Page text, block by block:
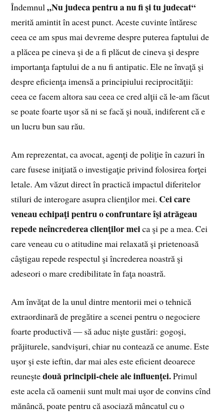
Îndemnul„Nu judeca pentru a nu fi şi tu judecat“
merită amintit în acest punct. Aceste cuvinte întăresc
ceea ce am spus mai devreme despre puterea faptului de
a plăcea pe cineva şi de a fi plăcut de cineva şi despre
importanţa faptului de a nu fi antipatic. Ele ne învaţă şi
despre eficienţa imensă a principiului reciprocităţii:
ceea ce facem altora sau ceea ce cred alţii că le-am făcut
se poate foarte uşor să ni se facă şi nouă, indiferent că e
un lucru bun sau rău.
Am reprezentat, ca avocat, agenţi de poliţie în cazuri în
care fusese iniţiată o investigaţie privind folosirea forţei
letale. Am văzut direct în practică impactul diferitelor
stiluri de interogare asupra clienţilor mei. Cei care
veneau echipaţi pentru o confruntare îşi atrăgeau
repede neîncrederea clienţilor meica şi pe a mea. Cei
care veneau cu o atitudine mai relaxată şi prietenoasă
câştigau repede respectul şi încrederea noastră şi
adeseori o mare credibilitate în faţa noastră.
Am învăţat de la unul dintre mentorii mei o tehnică
extraordinară de pregătire a scenei pentru o negociere
foarte productivă — să aduc nişte gustări: gogoşi,
prăjiturele, sandvişuri, chiar nu contează ce anume. Este
uşor şi este ieftin, dar mai ales este eficient deoarece
reuneştedouă principii-cheie ale influenţei.Primul
este acela că oamenii sunt mult mai uşor de convins cînd
mănâncă, poate pentru că asociază mâncatul cu o